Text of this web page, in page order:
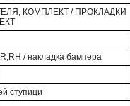
КОМПЛЕКТ / ПРОКЛАДКИ
/ накладка бампера
ступици